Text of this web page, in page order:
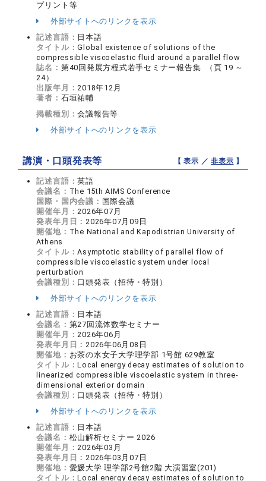
プリント等
外部サイトへのリンクを表示
記述言語： 日本語
タイトル：Global existence of solutions of the
compressible viscoelastic fluid around a parallel flow
誌名： 第40回発展方程式若手セミナー報告集 （頁 19 ～
24）
出版年月：2018年12月
著者： 石垣祐輔
掲載種別：会議報告等
外部サイトへのリンクを表示
講演・口頭発表等 【 表示 ／非表示 】
記述言語：英語
会議名： The 15th AIMS Conference
国際・国内会議： 国際会議
開催年月：2026年07月
発表年月日：2026年07月09日
開催地： The National and Kapodistrian University of
Athens
タイトル：Asymptotic stability of parallel flow of
compressible viscoelastic system under local
perturbation
会議種別： 口頭発表（招待・特別）
外部サイトへのリンクを表示
記述言語： 日本語
会議名： 第27回流体数学セミナー
開催年月：2026年06月
発表年月日：2026年06月08日
開催地： お茶の水女子大学理学部 1号館 629教室
タイトル：Local energy decay estimates of solution to
linearized compressible viscoelastic system in three-
dimensional exterior domain
会議種別： 口頭発表（招待・特別）
外部サイトへのリンクを表示
記述言語： 日本語
会議名： 松山解析セミナー 2026
開催年月：2026年03月
発表年月日：2026年03月07日
開催地： 愛媛大学 理学部2号館2階 大演習室(201)
タイトル：Local energy decay estimates of solution to